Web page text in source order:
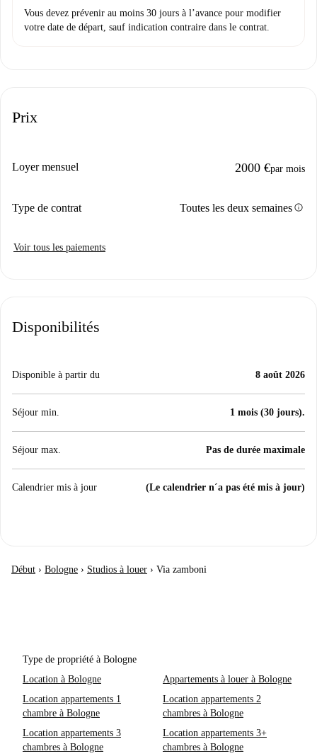
Vous devez prévenir au moins 30 jours à l’avance pour modifier
votre date de départ, sauf indication contraire dans le contrat.
Prix
Loyer mensuel 2000 €par mois
Type de contrat Toutes les deux semainesinfo
Voir tous les paiements
Disponibilités
Disponible à partir du 8 août 2026
Séjour min. 1 mois (30 jours).
Séjour max. Pas de durée maximale
Calendrier mis à jour (Le calendrier n´a pas été mis à jour)
Début › Bologne › Studios à louer › Via zamboni
Type de propriété à Bologne
Location à Bologne
Appartements à louer à Bologne
Location appartements 1
chambre à Bologne
Location appartements 2
chambres à Bologne
Location appartements 3
chambres à Bologne
Location appartements 3+
chambres à Bologne